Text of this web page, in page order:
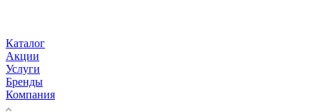
Каталог
Акции
Услуги
Бренды
Компания